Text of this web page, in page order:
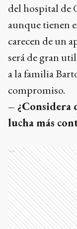
del hospital de
aunque tienen
carecen de un
será de gran
a la familia
compromiso.
– ¿Considera
lucha más
Ads